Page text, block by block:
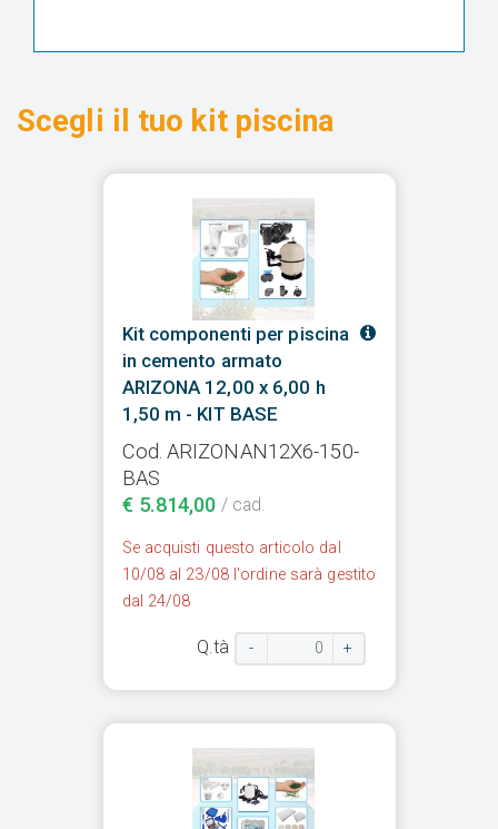
Scegli il tuo kit piscina
Kit componenti per piscina
in cemento armato
ARIZONA 12,00 x 6,00 h
1,50 m - KIT BASE
Cod. ARIZONAN12X6-150-
BAS
€ 5.814,00 / cad.
Se acquisti questo articolo dal
10/08 al 23/08 l'ordine sarà gestito
dal 24/08
Q.tà - +